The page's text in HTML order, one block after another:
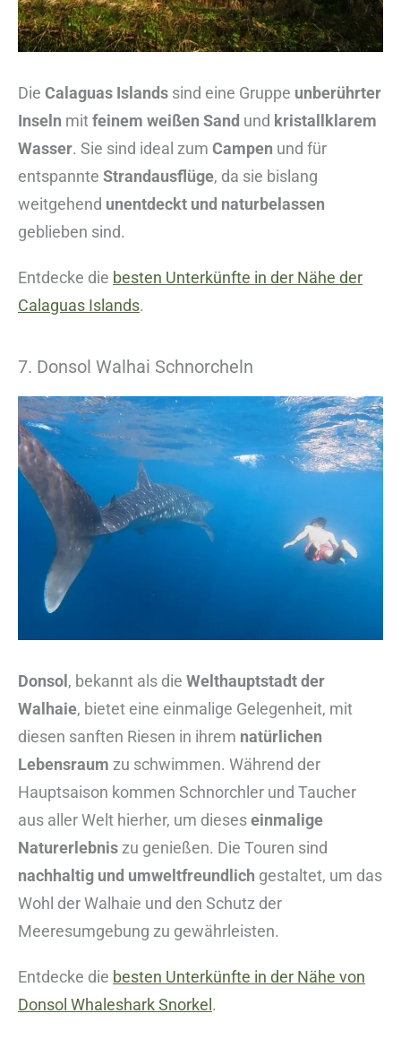
Die Calaguas Islands sind eine Gruppe unberührter
Inseln mitfeinem weißen Sand und kristallklarem
Wasser. Sie sind ideal zum Campen und für
entspannte Strandausflüge, da sie bislang
weitgehend unentdeckt und naturbelassen
geblieben sind.
Entdecke die besten Unterkünfte in der Nähe der
Calaguas Islands.
7. Donsol Walhai Schnorcheln
Donsol, bekannt als die Welthauptstadt der
Walhaie, bietet eine einmalige Gelegenheit, mit
diesen sanften Riesen in ihrem natürlichen
Lebensraum zu schwimmen. Während der
Hauptsaison kommen Schnorchler und Taucher
aus aller Welt hierher, um dieseseinmalige
Naturerlebnis zu genießen. Die Touren sind
nachhaltig und umweltfreundlich gestaltet, um das
Wohl der Walhaie und den Schutz der
Meeresumgebung zu gewährleisten.
Entdecke die besten Unterkünfte in der Nähe von
Donsol Whaleshark Snorkel.